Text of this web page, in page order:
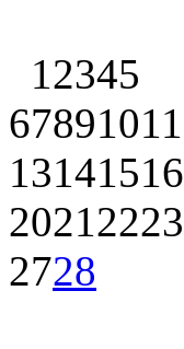
12345
67891011
13141516
20212223
2728